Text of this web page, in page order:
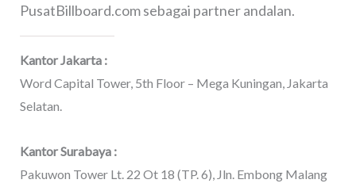
PusatBillboard.com sebagai partner andalan.
Kantor Jakarta :
Word Capital Tower, 5th Floor – Mega Kuningan, Jakarta
Selatan.
Kantor Surabaya :
Pakuwon Tower Lt. 22 Ot 18 (TP. 6), Jln. Embong Malang